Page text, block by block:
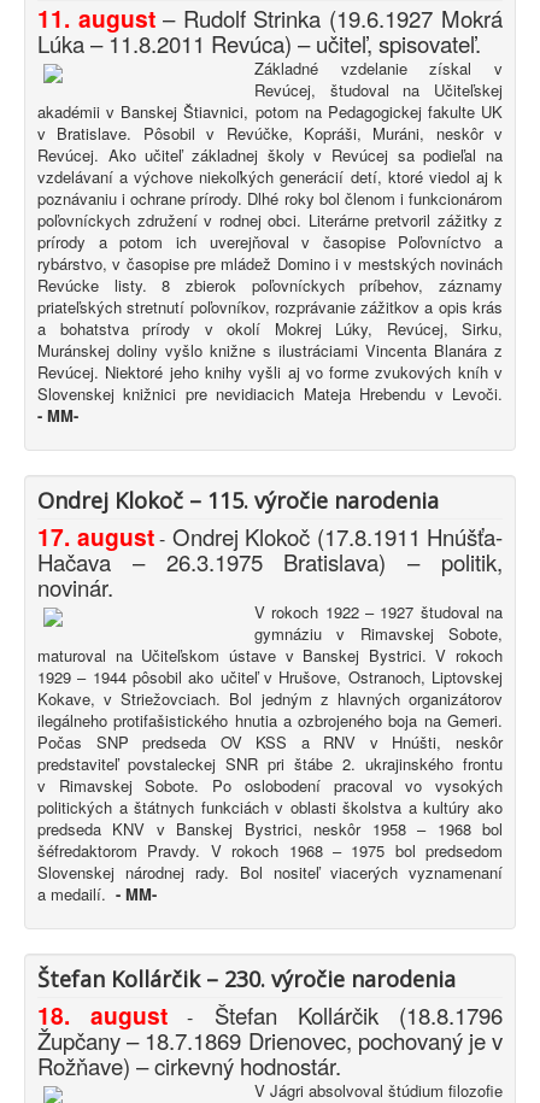
11. august – Rudolf Strinka (19.6.1927 Mokrá
Lúka – 11.8.2011 Revúca) – učiteľ, spisovateľ.
Základné vzdelanie získal v
Revúcej, študoval na Učiteľskej
akadémii v Banskej Štiavnici, potom na Pedagogickej fakulte UK
v Bratislave. Pôsobil v Revúčke, Kopráši, Muráni, neskôr v
Revúcej. Ako učiteľ základnej školy v Revúcej sa podieľal na
vzdelávaní a výchove niekoľkých generácií detí, ktoré viedol aj k
poznávaniu i ochrane prírody. Dlhé roky bol členom i funkcionárom
poľovníckych združení v rodnej obci. Literárne pretvoril zážitky z
prírody a potom ich uverejňoval v časopise Poľovníctvo a
rybárstvo, v časopise pre mládež Domino i v mestských novinách
Revúcke listy. 8 zbierok poľovníckych príbehov, záznamy
priateľských stretnutí poľovníkov, rozprávanie zážitkov a opis krás
a bohatstva prírody v okolí Mokrej Lúky, Revúcej, Sirku,
Muránskej doliny vyšlo knižne s ilustráciami Vincenta Blanára z
Revúcej. Niektoré jeho knihy vyšli aj vo forme zvukových kníh v
Slovenskej knižnici pre nevidiacich Mateja Hrebendu v Levoči.
- MM-
Ondrej Klokoč – 115. výročie narodenia
17. august- Ondrej Klokoč (17.8.1911 Hnúšťa-
Hačava – 26.3.1975 Bratislava) – politik,
novinár.
V rokoch 1922 – 1927 študoval na
gymnáziu v Rimavskej Sobote,
maturoval na Učiteľskom ústave v Banskej Bystrici. V rokoch
1929 – 1944 pôsobil ako učiteľ v Hrušove, Ostranoch, Liptovskej
Kokave, v Striežovciach. Bol jedným z hlavných organizátorov
ilegálneho protifašistického hnutia a ozbrojeného boja na Gemeri.
Počas SNP predseda OV KSS a RNV v Hnúšti, neskôr
predstaviteľ povstaleckej SNR pri štábe 2. ukrajinského frontu
v Rimavskej Sobote. Po oslobodení pracoval vo vysokých
politických a štátnych funkciách v oblasti školstva a kultúry ako
predseda KNV v Banskej Bystrici, neskôr 1958 – 1968 bol
šéfredaktorom Pravdy. V rokoch 1968 – 1975 bol predsedom
Slovenskej národnej rady. Bol nositeľ viacerých vyznamenaní
a medailí. - MM-
Štefan Kollárčik – 230. výročie narodenia
18. august -
Štefan Kollárčik (18.8.1796
Župčany – 18.7.1869 Drienovec, pochovaný je v
Rožňave) – cirkevný hodnostár.
V Jágri absolvoval štúdium filozofie